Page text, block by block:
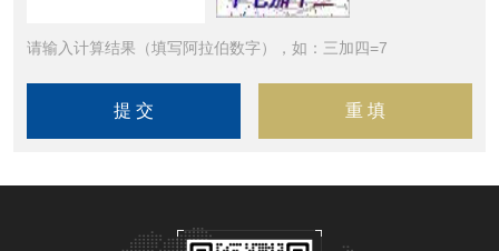
请输入计算结果（填写阿拉伯数字），如：三加四=7